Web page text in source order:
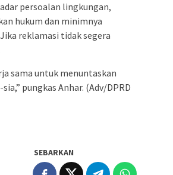
persoalan lingkungan,
hukum dan minimnya
reklamasi tidak segera
sama untuk menuntaskan
pungkas Anhar. (Adv/DPRD
SEBARKAN